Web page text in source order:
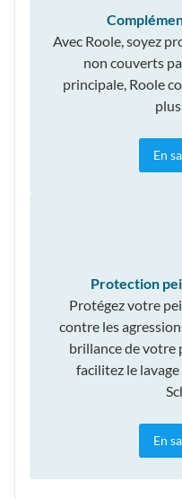
Avec Roole, soyez
non couverts
principale, Roole
En
Protection
Protégez votre
contre les
brillance de votre
facilitez le
En